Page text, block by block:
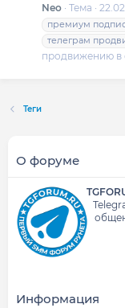
Neo Тема
премиум
телеграм
продвижению в
Теги
О форуме
Информация